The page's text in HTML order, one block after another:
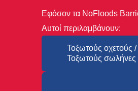
Εφόσον τα NoFloods
Αυτοί περιλαμβάνουν:
Τοξωτούς οχετούς /
Τοξωτούς σωλήνες